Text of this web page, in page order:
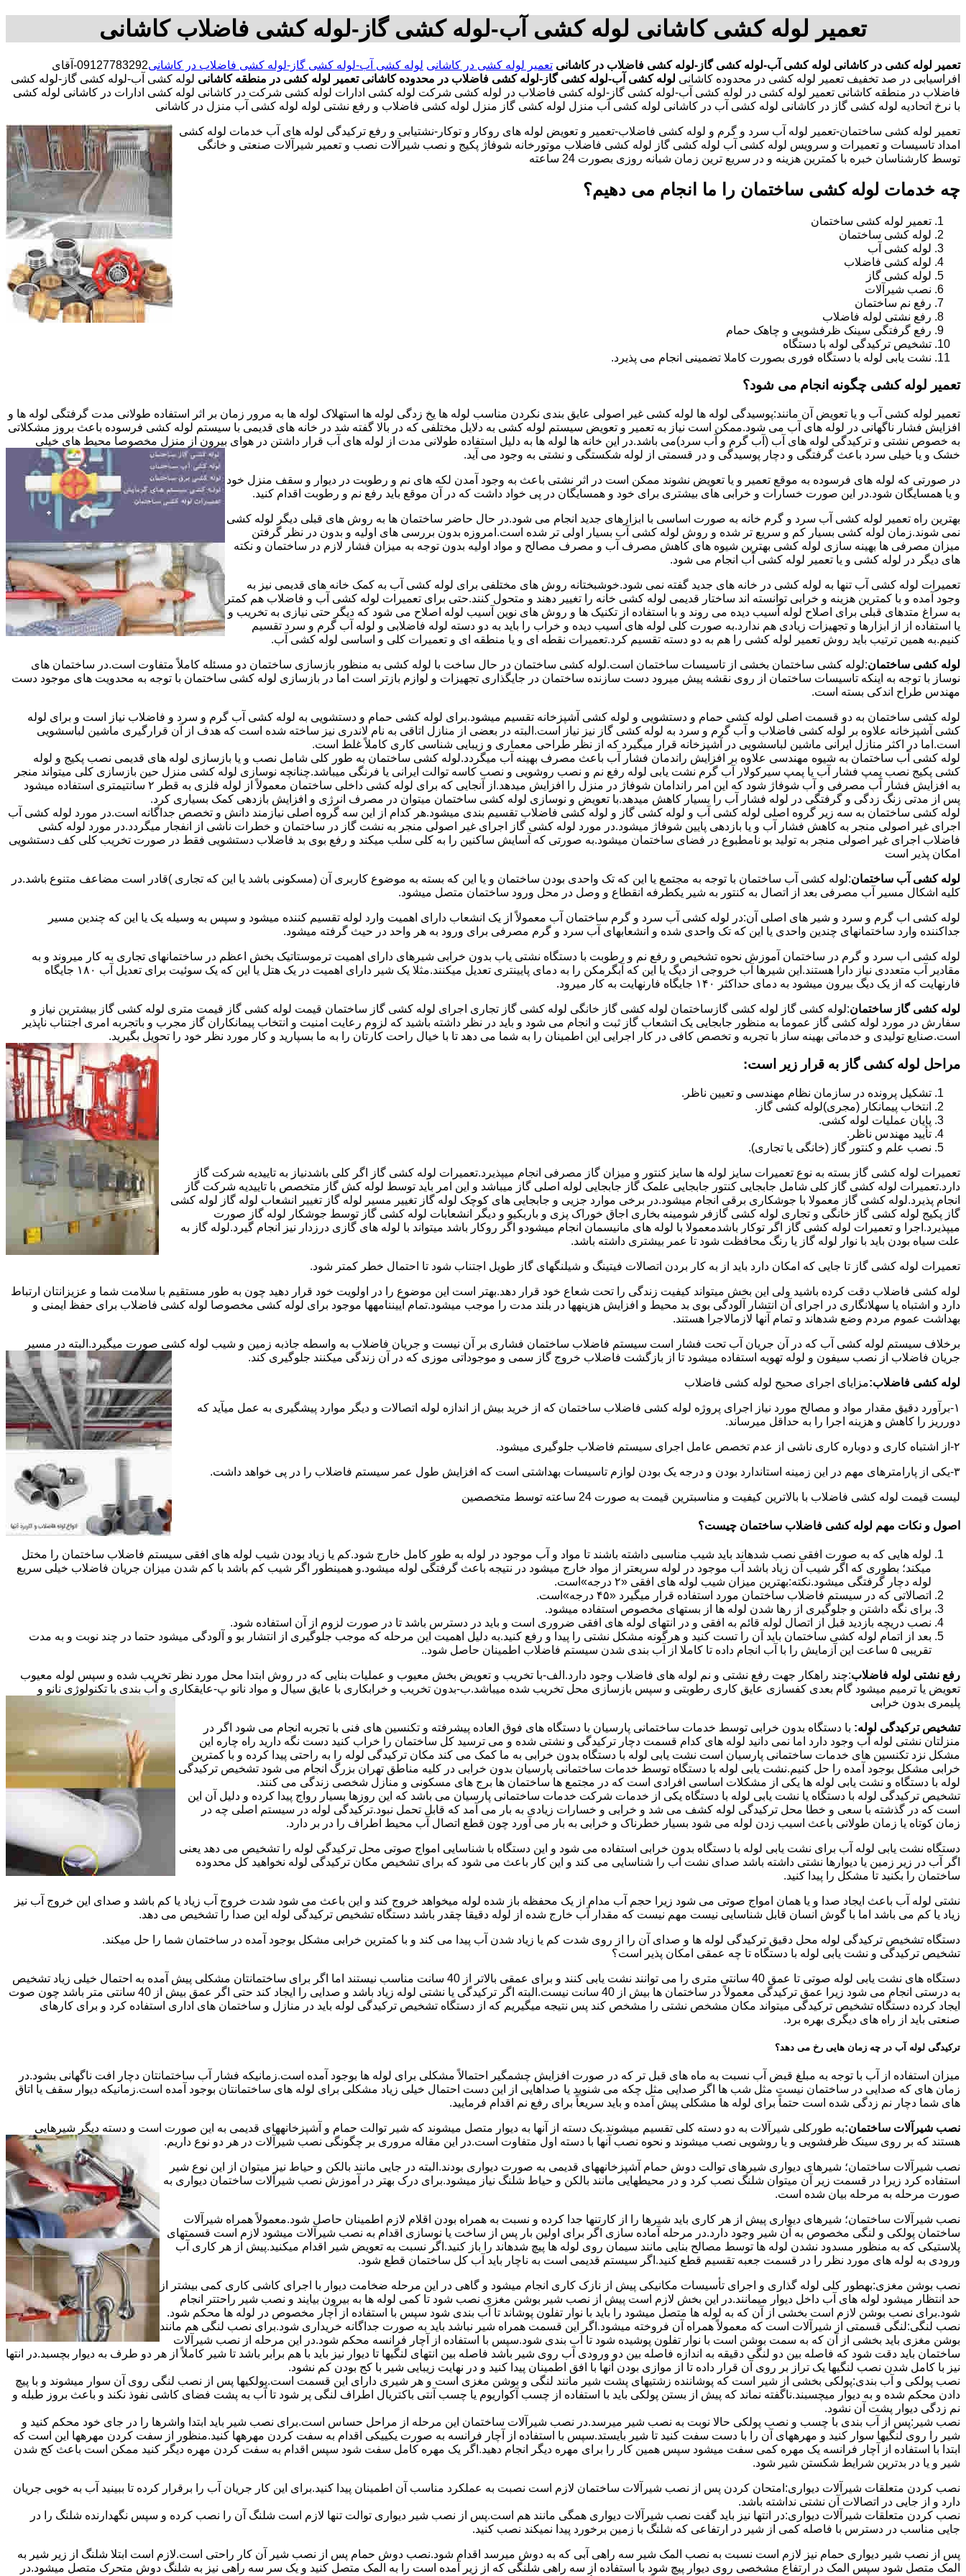
تعمیر لوله کشی کاشانی لوله کشی آب-لوله کشی گاز-لوله کشی فاضلاب کاشانی
تعمیر لوله کشی در کاشانی لوله کشی آب-لوله کشی گاز-لوله کشی فاضلاب در کاشانی تعمیر لوله کشی در کاشانی لوله کشی آب-لوله کشی گاز-لوله کشی فاضلاب در کاشانی
09127783292-آقای
افراسیابی در صد تخفیف تعمیر لوله کشی در محدوده کاشانی لوله کشی آب-لوله کشی گاز-لوله کشی فاضلاب در محدوده کاشانی تعمیر لوله کشی در منطقه کاشانی لوله کشی آب-لوله کشی گاز-لوله کشی
فاضلاب در منطقه کاشانی تعمیر لوله کشی در لوله کشی آب-لوله کشی گاز-لوله کشی فاضلاب در لوله کشی شرکت لوله کشی ادارات لوله کشی شرکت در کاشانی لوله کشی ادارات در کاشانی لوله کشی
با نرخ اتحادیه لوله کشی گاز در کاشانی لوله کشی آب در کاشانی لوله کشی آب منزل لوله کشی گاز منزل لوله کشی فاضلاب و رفع نشتی لوله لوله کشی آب منزل در کاشانی
تعمیر لوله کشی ساختمان-تعمیر لوله آب سرد و گرم و لوله کشی فاضلاب-تعمیر و تعویض لوله های روکار و توکار-نشتیابی و رفع ترکیدگی لوله های آب خدمات لوله کشی
امداد تاسیسات و تعمیرات و سرویس لوله کشی آب لوله کشی گاز لوله کشی فاضلاب موتورخانه شوفاژ پکیج و نصب شیرآلات نصب و تعمیر شیرآلات صنعتی و خانگی
توسط کارشناسان خبره با کمترین هزینه و در سریع ترین زمان شبانه روزی بصورت 24 ساعته
چه خدمات لوله کشی ساختمان را ما انجام می دهیم؟
تعمیر لوله کشی ساختمان
لوله کشی ساختمان
لوله کشی آب
لوله کشی فاضلاب
لوله کشی گاز
نصب شیرآلات
رفع نم ساختمان
رفع نشتی لوله فاضلاب
رفع گرفتگی سینک ظرفشویی و چاهک حمام
تشخیص ترکیدگی لوله با دستگاه
نشت یابی لوله با دستگاه فوری بصورت کاملا تضمینی انجام می پذیرد.
تعمیر لوله کشی چگونه انجام می شود؟
تعمیر لوله کشی آب و یا تعویض آن مانند:پوسیدگی لوله ها لوله کشی غیر اصولی عایق بندی نکردن مناسب لوله ها یخ زدگی لوله ها استهلاک لوله ها به مرور زمان بر اثر استفاده طولانی مدت گرفتگی لوله ها و
افزایش فشار ناگهانی در لوله های آب می شود.ممکن است نیاز به تعمیر و تعویض سیستم لوله کشی به دلایل مختلفی که در بالا گفته شد در خانه های قدیمی با سیستم لوله کشی فرسوده باعث بروز مشکلاتی
به خصوص نشتی و ترکیدگی لوله های آب (آب گرم و آب سرد)می باشد.در این خانه ها لوله ها به دلیل استفاده طولانی مدت از لوله های آب قرار داشتن در هوای بیرون از منزل مخصوصا محیط های خیلی
خشک و یا خیلی سرد باعث گرفتگی و دچار پوسیدگی و در قسمتی از لوله شکستگی و نشتی به وجود می آید.
در صورتی که لوله های فرسوده به موقع تعمیر و یا تعویض نشوند ممکن است در اثر نشتی باعث به وجود آمدن لکه های نم و رطوبت در دیوار و سقف منزل خود
و یا همسایگان شود.در این صورت خسارات و خرابی های بیشتری برای خود و همسایگان در پی خواد داشت که در آن موقع باید رفع نم و رطوبت اقدام کنید.
بهترین راه تعمیر لوله کشی آب سرد و گرم خانه به صورت اساسی با ابزارهای جدید انجام می شود.در حال حاضر ساختمان ها به روش های قبلی دیگر لوله کشی
نمی شوند.زمان لوله کشی بسیار کم و سریع تر شده و روش لوله کشی آب بسیار اولی تر شده است.امروزه بدون بررسی های اولیه و بدون در نظر گرفتن
میزان مصرفی ها بهینه سازی لوله کشی بهترین شیوه های کاهش مصرف آب و مصرف مصالح و مواد اولیه بدون توجه به میزان فشار لازم در ساختمان و نکته
های دیگر در لوله کشی و یا تعمیر لوله کشی آب انجام می شود.
تعمیرات لوله کشی آب تنها به لوله کشی در خانه های جدید گفته نمی شود.خوشبختانه روش های مختلفی برای لوله کشی آب به کمک خانه های قدیمی نیز به
وجود آمده و با کمترین هزینه و خرابی توانسته اند ساختار قدیمی لوله کشی خانه را تغییر دهند و متحول کنند.حتی برای تعمیرات لوله کشی آب و فاضلاب هم کمتر
به سراغ متدهای قبلی برای اصلاح لوله آسیب دیده می روند و با استفاده از تکنیک ها و روش های نوین آسیب لوله اصلاح می شود که دیگر حتی نیازی به تخریب و
یا استفاده از از ابزارها و تجهیزات زیادی هم ندارد.به صورت کلی لوله های آسیب دیده و خراب را باید به دو دسته لوله فاضلابی و لوله آب گرم و سرد تقسیم
کنیم.به همین ترتیب باید روش تعمیر لوله کشی را هم به دو دسته تقسیم کرد.تعمیرات نقطه ای و یا منطقه ای و تعمیرات کلی و اساسی لوله کشی آب.
لوله کشی ساختمان:لوله کشی ساختمان بخشی از تاسیسات ساختمان است.لوله کشی ساختمان در حال ساخت با لوله کشی به منظور بازسازی ساختمان دو مسئله کاملاً متفاوت است.در ساختمان های
نوساز با توجه به اینکه تاسیسات ساختمان از روی نقشه پیش میرود دست سازنده ساختمان در جایگذاری تجهیزات و لوازم بازتر است اما در بازسازی لوله کشی ساختمان با توجه به محدویت های موجود دست
مهندس طراح اندکی بسته است.
لوله کشی ساختمان به دو قسمت اصلی لوله کشی حمام و دستشویی و لوله کشی آشپزخانه تقسیم میشود.برای لوله کشی حمام و دستشویی به لوله کشی آب گرم و سرد و فاضلاب نیاز است و برای لوله
کشی آشپزخانه علاوه بر لوله کشی فاضلاب و آب گرم و سرد به لوله کشی گاز نیز نیاز است.البته در بعضی از منازل اتاقی به نام لاندری نیز ساخته شده است که هدف از آن قرارگیری ماشین لباسشویی
است.اما در اکثر منازل ایرانی ماشین لباسشویی در آشپزخانه قرار میگیرد که از نظر طراحی معماری و زیبایی شناسی کاری کاملاً غلط است.
لوله کشی آب ساختمان به شیوه مهندسی علاوه بر افزایش راندمان فشار آب باعث مصرف بهینه آب میگردد.لوله کشی ساختمان به طور کلی شامل نصب و یا بازسازی لوله های قدیمی نصب پکیج و لوله
کشی پکیج نصب پمپ فشار آب یا پمپ سیرکولار آب گرم نشت یابی لوله رفع نم و نصب روشویی و نصب کاسه توالت ایرانی یا فرنگی میباشد.چنانچه نوسازی لوله کشی منزل حین بازسازی کلی میتواند منجر
به افزایش فشار آب مصرفی و آب شوفاژ شود که این امر راندامان شوفاژ در منزل را افزایش میدهد.از آنجایی که برای لوله کشی داخلی ساختمان معمولاً از لوله فلزی به قطر ۲ سانتیمتری استفاده میشود
پس از مدتی زنگ زدگی و گرفتگی در لوله فشار آب را بسیار کاهش میدهد.با تعویض و نوسازی لوله کشی ساختمان میتوان در مصرف انرژی و افزایش بازدهی کمک بسیاری کرد.
لوله کشی ساختمان به سه زیر گروه اصلی لوله کشی آب و لوله کشی گاز و لوله کشی فاضلاب تقسیم بندی میشود.هر کدام از این سه گروه اصلی نیازمند دانش و تخصص جداگانه است.در مورد لوله کشی آب
اجرای غیر اصولی منجر به کاهش فشار آب و یا بازدهی پایین شوفاژ میشود.در مورد لوله کشی گاز اجرای غیر اصولی منجر به نشت گاز در ساختمان و خطرات ناشی از انفجار میگردد.در مورد لوله کشی
فاضلاب اجرای غیر اصولی منجر به تولید بو نامطبوع در فضای ساختمان میشود.به صورتی که آسایش ساکنین را به کلی سلب میکند و رفع بوی بد فاضلاب دستشویی فقط در صورت تخریب کلی کف دستشویی
امکان پذیر است
لوله کشی آب ساختمان:لوله کشی آب ساختمان با توجه به مجتمع یا این که تک واحدی بودن ساختمان و یا این که بسته به موضوع کاربری آن (مسکونی باشد یا این که تجاری )قادر است مضاعف متنوع باشد.در
کلیه اشکال مسیر آب مصرفی بعد از اتصال به کنتور به شیر یکطرفه انقطاع و وصل در محل ورود ساختمان متصل میشود.
لوله کشی اب گرم و سرد و شیر های اصلی آن:در لوله کشی آب سرد و گرم ساختمان آب معمولاً از یک انشعاب دارای اهمیت وارد لوله تقسیم کننده میشود و سپس به وسیله یک یا این که چندین مسیر
جداکننده وارد ساختمانهای چندین واحدی یا این که تک واحدی شده و انشعابهای آب سرد و گرم مصرفی برای ورود به هر واحد در حیث گرفته میشود.
لوله کشی اب سرد و گرم در ساختمان آموزش نحوه تشخیص و رفع نم و رطوبت با دستگاه نشتی یاب بدون خرابی شیرهای دارای اهمیت ترموستاتیک بخش اعظم در ساختمانهای تجاری به کار میروند و به
مقادیر آب متعددی نیاز دارا هستند.این شیرها آب خروجی از دیگ یا این که آبگرمکن را به دمای پایینتری تعدیل میکنند.مثلا یک شیر دارای اهمیت در یک هتل یا این که یک سوئیت برای تعدیل آب ۱۸۰ جایگاه
فارنهایت که از یک دیگ بیرون میشود به دمای حداکثر ۱۴۰ جایگاه فارنهایت به کار میرود.
لوله کشی گاز ساختمان:لوله کشی گاز لوله کشی گازساختمان لوله کشی گاز خانگی لوله کشی گاز تجاری اجرای لوله کشی گاز ساختمان قیمت لوله کشی گاز قیمت متری لوله کشی گاز بیشترین نیاز و
سفارش در مورد لوله کشی گاز عموما به منظور جابجایی یک انشعاب گاز ثبت و انجام می شود و باید در نظر داشته باشید که لزوم رعایت امنیت و انتخاب پیمانکاران گاز مجرب و باتجربه امری اجتناب ناپذیر
است.صنایع تولیدی و خدماتی بهینه ساز با تجربه و تخصص کافی در کار اجرایی این اطمینان را به شما می دهد تا با خیال راحت کارتان را به ما بسپارید و کار مورد نظر خود را تحویل بگیرید.
مراحل لوله کشی گاز به قرار زیر است:
تشکیل پرونده در سازمان نظام مهندسی و تعیین ناظر.
انتخاب پیمانکار (مجری)لوله کشی گاز.
پایان عملیات لوله کشی.
تأیید مهندس ناظر.
نصب علم و کنتور گاز (خانگی یا تجاری).
تعمیرات لوله کشی گاز بسته به نوع تعمیرات سایز لوله ها سایز کنتور و میزان گاز مصرفی انجام میپذیرد.تعمیرات لوله کشی گاز اگر کلی باشدنیاز به تاییدیه شرکت گاز
دارد.تعمیرات لوله کشی گاز کلی شامل جابجایی کنتور جابجایی علمک گاز جابجایی لوله اصلی گاز میباشد و این امر باید توسط لوله کش گاز متخصص با تاییدیه شرکت گاز
انجام پذیرد.لوله کشی گاز معمولا با جوشکاری برقی انجام میشود.در برخی موارد جزیی و جابجایی های کوچک لوله گاز تغییر مسیر لوله گاز تغییر انشعاب لوله گاز لوله کشی
گاز پکیج لوله کشی گاز خانگی و تجاری لوله کشی گازفر شومینه بخاری اجاق خوراک پزی و باربکیو و دیگر انشعابات لوله کشی گاز توسط جوشکار لوله گاز صورت
میپذیرد.اجرا و تعمیرات لوله کشی گاز اگر توکار باشدمعمولا با لوله های مانیسمان انجام میشودو اگر روکار باشد میتواند با لوله های گازی درزدار نیز انجام گیرد.لوله گاز به
علت سیاه بودن باید با نوار لوله گاز یا رنگ محافظت شود تا عمر بیشتری داشته باشد.
تعمیرات لوله کشی گاز تا جایی که امکان دارد باید از به کار بردن اتصالات فیتینگ و شیلنگهای گاز طویل اجتناب شود تا احتمال خطر کمتر شود.
لوله کشی فاضلاب دقت کرده باشید ولی این بخش میتواند کیفیت زندگی را تحت شعاع خود قرار دهد.بهتر است این موضوع را در اولویت خود قرار دهید چون به طور مستقیم با سلامت شما و عزیزانتان ارتباط
دارد و اشتباه یا سهلانگاری در اجرای آن انتشار آلودگی بوی بد محیط و افزایش هزینهها در بلند مدت را موجب میشود.تمام آییننامهها موجود برای لوله کشی مخصوصا لوله کشی فاضلاب برای حفظ ایمنی و
بهداشت عموم مردم وضع شدهاند و تمام آنها لازمالاجرا هستند.
برخلاف سیستم لوله کشی آب که در آن جریان آب تحت فشار است سیستم فاضلاب ساختمان فشاری بر آن نیست و جریان فاضلاب به واسطه جاذبه زمین و شیب لوله کشی صورت میگیرد.البته در مسیر
جریان فاضلاب از نصب سیفون و لوله تهویه استفاده میشود تا از بازگشت فاضلاب خروج گاز سمی و موجوداتی موزی که در آن زندگی میکنند جلوگیری کند.
لوله کشی فاضلاب:مزایای اجرای صحیح لوله کشی فاضلاب
۱-برآورد دقیق مقدار مواد و مصالح مورد نیاز اجرای پروژه لوله کشی فاضلاب ساختمان که از خرید بیش از اندازه لوله اتصالات و دیگر موارد پیشگیری به عمل میآید که
دورریز را کاهش و هزینه اجرا را به حداقل میرساند.
۲-از اشتباه کاری و دوباره کاری ناشی از عدم تخصص عامل اجرای سیستم فاضلاب جلوگیری میشود.
۳-یکی از پارامترهای مهم در این زمینه استاندارد بودن و درجه یک بودن لوازم تاسیسات بهداشتی است که افزایش طول عمر سیستم فاضلاب را در پی خواهد داشت.
لیست قیمت لوله کشی فاضلاب با بالاترین کیفیت و مناسبترین قیمت به صورت 24 ساعته توسط متخصصین
اصول و نکات مهم لوله کشی فاضلاب ساختمان چیست؟
لوله هایی که به صورت افقی نصب شدهاند باید شیب مناسبی داشته باشند تا مواد و آب موجود در لوله به طور کامل خارج شود.کم یا زیاد بودن شیب لوله های افقی سیستم فاضلاب ساختمان را مختل
میکند؛ بطوری که اگر شیب آن زیاد باشد آب موجود در لوله سریعتر از مواد خارج میشود در نتیجه باعث گرفتگی لوله میشود.و همینطور اگر شیب کم باشد با کم شدن میزان جریان فاضلاب خیلی سریع
لوله دچار گرفتگی میشود.نکته:بهترین میزان شیب لوله های افقی «۲ درجه»است.
اتصالاتی که در سیستم فاضلاب ساختمان مورد استفاده قرار میگیرد «۴۵ درجه»است.
برای نگه داشتن و جلوگیری از رها شدن لوله ها از بستهای مخصوص استفاده میشود.
نصب دریچه بازدید قبل از اتصال لوله قائم به افقی و در انتهای لوله های افقی ضروری است و باید در دسترس باشد تا در صورت لزوم از آن استفاده شود.
بعد از اتمام لوله کشی ساختمان باید آن را تست کنید و هرگونه مشکل نشتی را پیدا و رفع کنید.به دلیل اهمیت این مرحله که موجب جلوگیری از انتشار بو و آلودگی میشود حتما در چند نوبت و به مدت
تقریبی ۵ ساعت این آزمایش را با آب انجام داده تا کاملا از آب بندی شدن سیستم فاضلاب اطمینان حاصل شود..
رفع نشتی لوله فاضلاب:چند راهکار جهت رفع نشتی و نم لوله های فاضلاب وجود دارد.الف-با تخریب و تعویض بخش معیوب و عملیات بنایی که در روش ابتدا محل مورد نظر تخریب شده و سپس لوله معیوب
تعویض یا ترمیم میشود گام بعدی کفسازی عایق کاری رطوبتی و سپس بازسازی محل تخریب شده میباشد.ب-بدون تخریب و خرابکاری با عایق سیال و مواد نانو پ-عایقکاری و آب بندی با تکنولوژی نانو و
پلیمری بدون خرابی
تشخیص ترکیدگی لوله: با دستگاه بدون خرابی توسط خدمات ساختمانی پارسیان با دستگاه های فوق العاده پیشرفته و تکنسین های فنی با تجربه انجام می شود اگر در
منزلتان نشتی لوله آب وجود دارد اما نمی دانید لوله های کدام قسمت دچار ترکیدگی و نشتی شده و می ترسید کل ساختمان را خراب کنید دست نگه دارید راه چاره این
مشکل نزد تکنسین های خدمات ساختمانی پارسیان است نشت یابی لوله با دستگاه بدون خرابی به ما کمک می کند مکان ترکیدگی لوله را به راحتی پیدا کرده و با کمترین
خرابی مشکل بوجود آمده را حل کنیم.نشت یابی لوله با دستگاه توسط خدمات ساختمانی پارسیان بدون خرابی در کلیه مناطق تهران بزرگ انجام می شود تشخیص ترکیدگی
لوله با دستگاه و نشت یابی لوله ها یکی از مشکلات اساسی افرادی است که در مجتمع ها ساختمان ها برج های مسکونی و منازل شخصی زندگی می کنند.
تشخیص ترکیدگی لوله با دستگاه یا نشت یابی لوله با دستگاه یکی از خدمات شرکت خدمات ساختمانی پارسیان می باشد که این روزها بسیار رواج پیدا کرده و دلیل آن این
است که در گذشته با سعی و خطا محل ترکیدگی لوله کشف می شد و خرابی و خسارات زیادی به بار می آمد که قابل تحمل نبود.ترکیدگی لوله در سیستم اصلی چه در
زمان کوتاه یا زمان طولانی باعث اسیب زدن لوله می شود بسیار خطرناک و خرابی به بار می آورد چون قطع اتصال آب محیط اطراف را در بر دارد.
دستگاه نشت یابی لوله آب برای نشت یابی لوله با دستگاه بدون خرابی استفاده می شود و این دستگاه با شناسایی امواج صوتی محل ترکیدگی لوله را تشخیص می دهد یعنی
اگر آب در زیر زمین یا دیوارها نشتی داشته باشد صدای نشت آب را شناسایی می کند و این کار باعث می شود که برای تشخیص مکان ترکیدگی لوله نخواهید کل محدوده
ساختمان را بکنید تا مشکل را پیدا کنید.
نشتی لوله آب باعث ایجاد صدا و یا همان امواج صوتی می شود زیرا حجم آب مدام از یک محفظه باز شده لوله میخواهد خروج کند و این باعث می شود شدت خروج آب زیاد یا کم باشد و صدای این خروج آب نیز
زیاد یا کم می باشد اما با گوش انسان قابل شناسایی نیست مهم نیست که مقدار آب خارج شده از لوله دقیقا چقدر باشد دستگاه تشخیص ترکیدگی لوله این صدا را تشخیص می دهد.
دستگاه تشخیص ترکیدگی لوله محل دقیق ترکیدگی لوله ها و صدای آن را از روی شدت کم یا زیاد شدن آب پیدا می کند و با کمترین خرابی مشکل بوجود آمده در ساختمان شما را حل میکند.
تشخیص ترکیدگی و نشت یابی لوله با دستگاه تا چه عمقی امکان پذیر است؟
دستگاه های نشت یابی لوله صوتی تا عمق 40 سانتی متری را می توانند نشت یابی کنند و برای عمقی بالاتر از 40 سانت مناسب نیستند اما اگر برای ساختمانتان مشکلی پیش آمده به احتمال خیلی زیاد تشخیص
به درستی انجام می شود زیرا عمق ترکیدگی معمولاً در ساختمان ها بیش از 40 سانت نیست.البته اگر ترکیدگی یا نشتی لوله زیاد باشد و صدایی را ایجاد کند حتی اگر عمق بیش از 40 سانتی متر باشد چون صوت
ایجاد کرده دستگاه تشخیص ترکیدگی میتواند مکان مشخص نشتی را مشخص کند پس نتیجه میگیریم که از دستگاه تشخیص ترکیدگی لوله باید در منازل و ساختمان های اداری استفاده کرد و برای کارهای
صنعتی باید از راه های دیگری بهره برد.
ترکیدگی لوله آب در چه زمان هایی رخ می دهد؟
میزان استفاده از آب با توجه به مبلغ قبض آب نسبت به ماه های قبل تر که در صورت افزایش چشمگیر احتمالاً مشکلی برای لوله ها بوجود آمده است.زمانیکه فشار آب ساختمانتان دچار افت ناگهانی بشود.در
زمان های که صدایی در ساختمان نیست مثل شب ها اگر صدایی مثل چکه می شنوید یا صداهایی از این دست احتمال خیلی زیاد مشکلی برای لوله های ساختمانتان بوجود آمده است.زمانیکه دیوار سقف یا اتاق
های شما دچار نم زدگی شده است حتماً برای لوله ها مشکلی پیش آمده و باید سریعاً برای رفع نم اقدام فرمایید.
نصب شیرآلات ساختمان:به طورکلی شیرآلات به دو دسته کلی تقسیم میشوند.یک دسته از آنها به دیوار متصل میشوند که شیر توالت حمام و آشپزخانههای قدیمی به این صورت است و دسته دیگر شیرهایی
هستند که بر روی سینک ظرفشویی و یا روشویی نصب میشوند و نحوه نصب آنها با دسته اول متفاوت است.در این مقاله مروری بر چگونگی نصب شیرآلات در هر دو نوع داریم.
نصب شیرآلات ساختمان؛ شیرهای دیواری شیرهای توالت دوش حمام آشپزخانههای قدیمی به صورت دیواری بودند.البته در جایی مانند بالکن و حیاط نیز میتوان از این نوع شیر
استفاده کرد زیرا در قسمت زیر آن میتوان شلنگ نصب کرد و در محیطهایی مانند بالکن و حیاط شلنگ نیاز میشود.برای درک بهتر در آموزش نصب شیرآلات ساختمان دیواری به
صورت مرحله به مرحله بیان شده است.
نصب شیرآلات ساختمان؛ شیرهای دیواری پیش از هر کاری باید شیرها را از کارتنها جدا کرده و نسبت به همراه بودن اقلام لازم اطمینان حاصل شود.معمولاً همراه شیرآلات
ساختمان پولکی و لنگی مخصوص به آن شیر وجود دارد.در مرحله آماده سازی اگر برای اولین بار پس از ساخت یا نوسازی اقدام به نصب شیرآلات میشود لازم است قسمتهای
پلاستیکی که به منظور مسدود نشدن لوله ها توسط مصالح بنایی مانند سیمان روی لوله ها پیچ شدهاند را باز کنید.اگر نسبت به تعویض شیر اقدام میکنید.پیش از هر کاری آب
ورودی به لوله های مورد نظر را در قسمت جعبه تقسیم قطع کنید.اگر سیستم قدیمی است به ناچار باید آب کل ساختمان قطع شود.
نصب بوشن مغزی:بهطور کلی لوله گذاری و اجرای تأسیسات مکانیکی پیش از نازک کاری انجام میشود و گاهی در این مرحله ضخامت دیوار با اجرای کاشی کاری کمی بیشتر از
حد انتظار میشود لوله های آب داخل دیوار میمانند.در این بخش لازم است پیش از نصب شیر بوشن مغزی نصب شود تا کمی لوله ها به بیرون بیایند و نصب شیر راحتتر انجام
شود.برای نصب بوشن لازم است بخشی از آن که به لوله ها متصل میشود را باید با نوار تفلون پوشاند تا آب بندی شود سپس با استفاده از آچار مخصوص در لوله ها محکم شود.
نصب لنگی:لنگی قسمتی از شیرآلات است که معمولاً همراه آن فروخته میشود.اگر این قسمت همراه شیر نباشد باید به صورت جداگانه خریداری شود.برای نصب لنگی هم مانند
بوشن مغزی باید بخشی از آن که به سمت بوشن است با نوار تفلون پوشیده شود تا آب بندی شود.سپس با استفاده از آچار فرانسه محکم شود.در این مرحله از نصب شیرآلات
ساختمان باید دقت شود که فاصله بین دو لنگی دقیقه به اندازه فاصله بین دو ورودی آب روی شیر باشد فاصله بین انتهای لنگیها تا دیوار نیز باید با هم برابر باشد تا شیر کاملاً از هر دو طرف به دیوار بچسبد.در انتها
نیز با کامل شدن نصب لنگیها یک تراز بر روی آن قرار داده تا از موازی بودن آنها با افق اطمینان پیدا کنید و در نهایت زیبایی شیر با کج بودن کم نشود.
نصب پولکی و آب بندی:پولکی بخشی از شیر است که پوشاننده زشتیهای پشت شیر مانند لنگی و بوشن مغزی است و هر شیری دارای این قسمت است.پولکیها پس از نصب لنگی روی آن سوار میشوند و با پیچ
دادن محکم شده و به دیوار میچسبند.ناگفته نماند که پیش از بستن پولکی باید با استفاده از چسب آکواریوم یا چسب آنتی باکتریال اطراف لنگی پر شود تا آب به پشت فضای کاشی نفوذ نکند و باعث بروز طبله و
نم زدگی دیوار پشت آن نشود.
نصب شیر:پس از آب بندی با چسب و نصب پولکی حالا نوبت به نصب شیر میرسد.در نصب شیرآلات ساختمان این مرحله از مراحل حساس است.برای نصب شیر باید ابتدا واشرها را در جای خود محکم کنید و
شیر را روی لنگیها سوار کنید و مهرههای آن را با دست سفت کنید تا شیر بایستد.سپس با استفاده از آچار فرانسه به صورت یکییکی اقدام به سفت کردن مهرهها کنید.منظور از سفت کردن مهرهها این است که
ابتدا با استفاده از آچار فرانسه یک مهره کمی سفت میشود سپس همین کار را برای مهره دیگر انجام دهید.اگر یک مهره کامل سفت شود سپس اقدام به سفت کردن مهره دیگر کنید ممکن است باعث کج شدن
شیر و یا در بدترین شرایط شکستن شیر شود.
نصب کردن متعلقات شیرآلات دیواری:امتحان کردن پس از نصب شیرآلات ساختمان لازم است نصبت به عملکرد مناسب آن اطمینان پیدا کنید.برای این کار جریان آب را برقرار کرده تا ببینید آب به خوبی جریان
دارد و از جایی در اتصالات آن نشتی نداشته باشد.
نصب کردن متعلقات شیرآلات دیواری:در انتها نیز باید گفت نصب شیرآلات دیواری همگی مانند هم است.پس از نصب شیر دیواری توالت تنها لازم است شلنگ آن را نصب کرده و سپس نگهدارنده شلنگ را در
جایی مناسب در دسترس با فاصله کمی از شیر در ارتفاعی که شلنگ با زمین برخورد پیدا نمیکند نصب کنید.
پس از نصب شیر دیواری حمام نیز لازم است نسبت به نصب المک شیر سه راهی آبی که به دوش میرسد اقدام شود.نصب دوش حمام پس از نصب شیر آن کار راحتی است.لازم است ابتلا شلنگ از زیر شیر به
المک متصل شود سپس المک در ارتفاع مشخصی روی دیوار پیچ شود با استفاده از سه راهی شلنگی که از زیر آمده است را به المک متصل کنید و یک سر سه راهی نیز به شلنگ دوش متحرک متصل میشود.در